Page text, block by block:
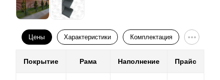
Цены Характеристики Комплектация
Покрытие Рама Наполнение Прайс